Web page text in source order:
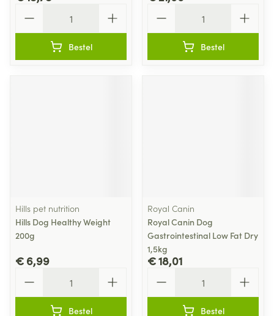
Bestel Bestel
Hills pet nutrition
Hills Dog Healthy Weight
200g
€ 6,99
Bestel
Royal Canin
Royal Canin Dog
Gastrointestinal Low Fat Dry
1,5kg
€ 18,01
Bestel